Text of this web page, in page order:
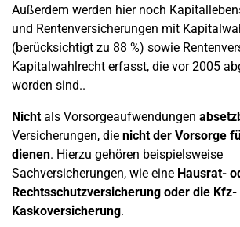
Außerdem werden hier noch
und Rentenversicherungen mit
(berücksichtigt zu 88 %) sowie
Kapitalwahlrecht erfasst, die vor 2005
worden sind..
Nichtals Vorsorgeaufwendungen
Versicherungen, die nicht der Vorsorge
dienen. Hierzu gehören beispielsweise
Sachversicherungen, wie eine Hausrat-
Rechtsschutzversicherung oder die Kfz-
Kaskoversicherung.